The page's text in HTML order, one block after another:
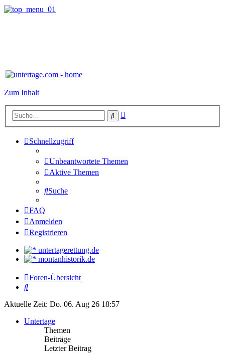
Zum Inhalt
Suche
Schnellzugriff
Unbeantwortete Themen
Aktive Themen
Suche
FAQ
Anmelden
Registrieren
untertagerettung.de
montanhistorik.de
Foren-Übersicht
Suche
Aktuelle Zeit: Do. 06. Aug 26 18:57
Untertage
Themen
Beiträge
Letzter Beitrag